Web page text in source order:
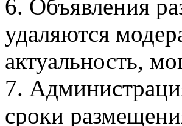
6. Объявления
удаляются
актуальность,
7.
сроки